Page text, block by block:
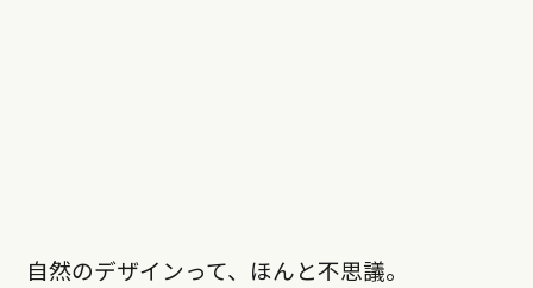
自然のデザインって、ほんと不思議。